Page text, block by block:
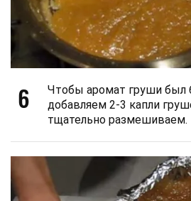
6
Чтобы аромат груши
добавляем 2-3 капли
тщательно размешиваем.